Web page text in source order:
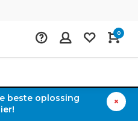
0
beste oplossing